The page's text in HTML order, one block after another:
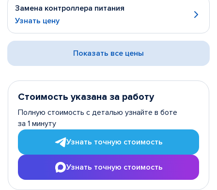
Замена контроллера питания
Узнать цену
Показать все цены
Стоимость указана за работу
Полную стоимость с деталью узнайте в боте
за 1 минуту
Узнать точную стоимость
Узнать точную стоимость